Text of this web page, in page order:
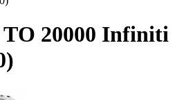
ТО 20000 Infiniti